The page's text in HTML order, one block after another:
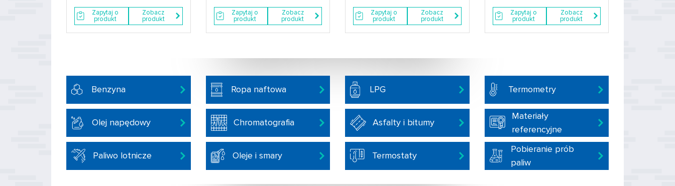
Zapytaj o
produkt
Zobacz
produkt
Zapytaj o
produkt
Zobacz
produkt
Zapytaj o
produkt
Zobacz
produkt
Zapytaj o
produkt
Zobacz
produkt
Benzyna Ropa naftowa LPG Termometry
Olej napędowy Chromatografia Asfalty i bitumy
Materiały
referencyjne
Paliwo lotnicze Oleje i smary Termostaty
Pobieranie prób
paliw